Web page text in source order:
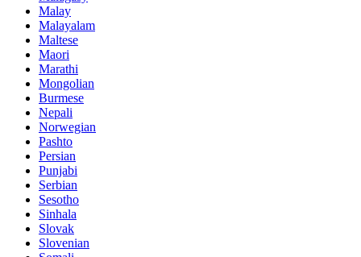
Malay
Malayalam
Maltese
Maori
Marathi
Mongolian
Burmese
Nepali
Norwegian
Pashto
Persian
Punjabi
Serbian
Sesotho
Sinhala
Slovak
Slovenian